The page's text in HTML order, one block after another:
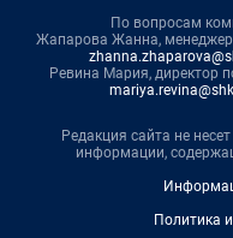
По вопросам
Жапарова Жанна,
Ревина Мария, директор
Редакция сайта не
информации,
Политика